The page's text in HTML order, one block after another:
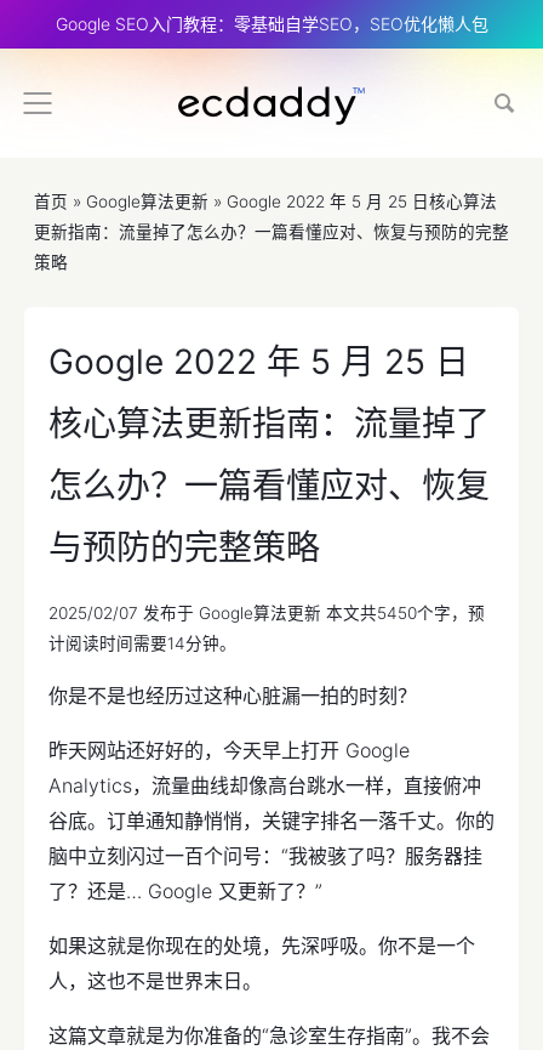
Google SEO入门教程：零基础自学SEO，SEO优化懒人包
首页 » Google算法更新 » Google 2022 年 5 月 25 日核心算法
更新指南：流量掉了怎么办？一篇看懂应对、恢复与预防的完整
策略
Google 2022 年 5 月 25 日
核心算法更新指南：流量掉了
怎么办？一篇看懂应对、恢复
与预防的完整策略
2025/02/07 发布于 Google算法更新 本文共5450个字，预
计阅读时间需要14分钟。
你是不是也经历过这种心脏漏一拍的时刻？
昨天网站还好好的，今天早上打开 Google
Analytics，流量曲线却像高台跳水一样，直接俯冲
谷底。订单通知静悄悄，关键字排名一落千丈。你的
脑中立刻闪过一百个问号：“我被骇了吗？服务器挂
了？还是… Google 又更新了？”
如果这就是你现在的处境，先深呼吸。你不是一个
人，这也不是世界末日。
这篇文章就是为你准备的“急诊室生存指南”。我不会